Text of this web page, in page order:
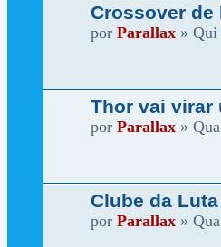
Crossover de
por Parallax » Qui
Thor vai virar
por Parallax »
Clube da
por Parallax »